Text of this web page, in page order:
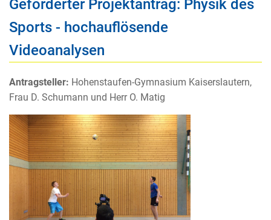
Geförderter Projektantrag: Physik des
Sports - hochauflösende
Videoanalysen
Antragsteller: Hohenstaufen-Gymnasium Kaiserslautern,
Frau D. Schumann und Herr O. Matig